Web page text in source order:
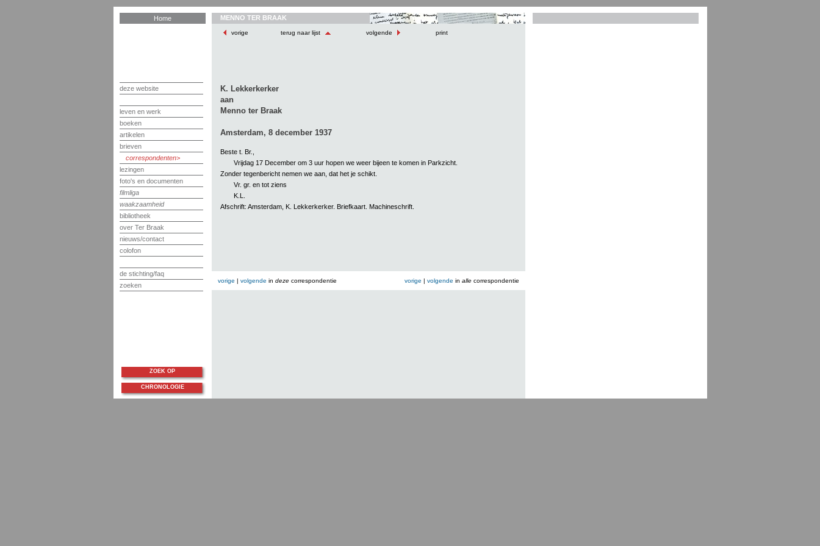
Home
deze website
leven en werk
boeken
artikelen
brieven
correspondenten
lezingen
foto's en documenten
filmliga
waakzaamheid
bibliotheek
over Ter Braak
nieuws/contact
colofon
de stichting/faq
zoeken
MENNO TER BRAAK
vorige terug naar lijst volgende print
K. Lekkerkerker
aan
Menno ter Braak
Amsterdam, 8 december 1937
Beste t. Br.,
Vrijdag 17 December om 3 uur hopen we weer bijeen te komen in Parkzicht.
Zonder tegenbericht nemen we aan, dat het je schikt.
Vr. gr. en tot ziens
K.L.
Afschrift: Amsterdam, K. Lekkerkerker. Briefkaart. Machineschrift.
vorige | volgende in dezecorrespondentie vorige | volgende in allecorrespondentie
ZOEK OP
CHRONOLOGIE